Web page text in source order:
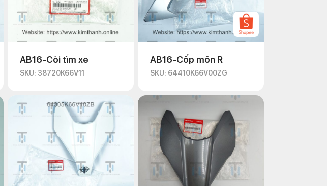
AB16-Còi tìm xe
SKU: 38720K66V11
AB16-Cốp môn R
SKU: 64410K66V00ZG